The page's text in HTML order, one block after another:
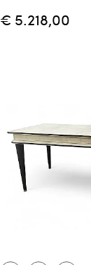
€ 5.218,00